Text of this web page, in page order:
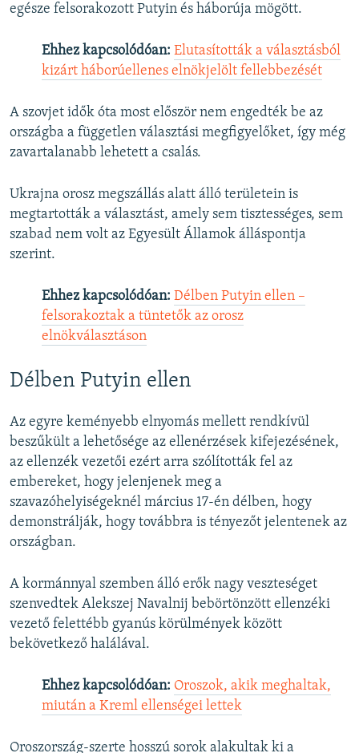
egésze felsorakozott Putyin és háborúja mögött.
Ehhez kapcsolódóan: Elutasították a választásból
kizárt háborúellenes elnökjelölt fellebbezését
A szovjet idők óta most először nem engedték be az
országba a független választási megfigyelőket, így még
zavartalanabb lehetett a csalás.
Ukrajna orosz megszállás alatt álló területein is
megtartották a választást, amely sem tisztességes, sem
szabad nem volt az Egyesült Államok álláspontja
szerint.
Ehhez kapcsolódóan: Délben Putyin ellen –
felsorakoztak a tüntetők az orosz
elnökválasztáson
Délben Putyin ellen
Az egyre keményebb elnyomás mellett rendkívül
beszűkült a lehetősége az ellenérzések kifejezésének,
az ellenzék vezetői ezért arra szólították fel az
embereket, hogy jelenjenek meg a
szavazóhelyiségeknél március 17-én délben, hogy
demonstrálják, hogy továbbra is tényezőt jelentenek az
országban.
A kormánnyal szemben álló erők nagy veszteséget
szenvedtek Alekszej Navalnij bebörtönzött ellenzéki
vezető felettébb gyanús körülmények között
bekövetkező halálával.
Ehhez kapcsolódóan: Oroszok, akik meghaltak,
miután a Kreml ellenségei lettek
Oroszország-szerte hosszú sorok alakultak ki a